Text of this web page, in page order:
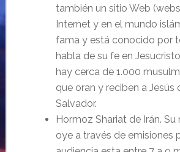
también un sitio Web
Internet y en el mundo
fama y está conocido por
habla de su fe en
hay cerca de 1.000
que oran y reciben a Jesús
Salvador.
Hormoz Shariat de Irán. Su
oye a través de emisiones